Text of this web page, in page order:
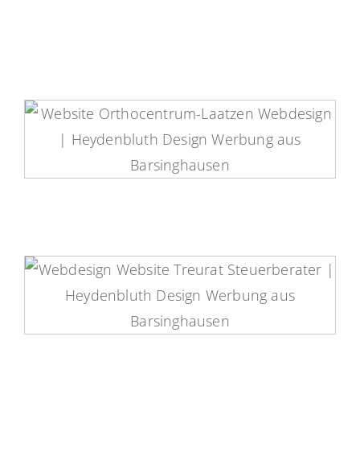
Orthocentrum-Laatzen Website
Treurat Steuerberatung Website